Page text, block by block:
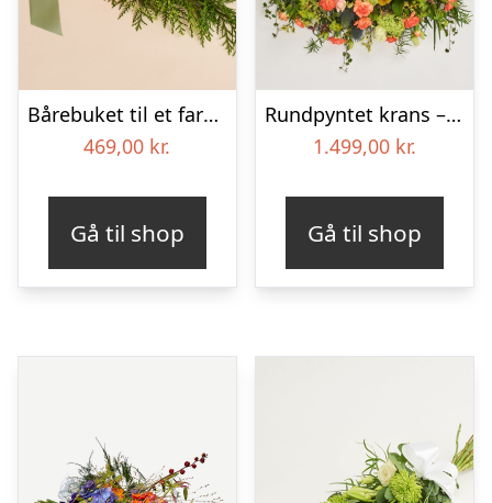
Bårebuket til et farverigt minde med bånd
469,00 kr.
Gå til shop
Rundpyntet krans – Et farverigt farvel
1.499,00 kr.
Gå til shop